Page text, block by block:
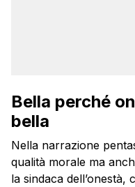
Bella perché
bella
Nella narrazione
qualità morale ma
la sindaca dell’onestà,